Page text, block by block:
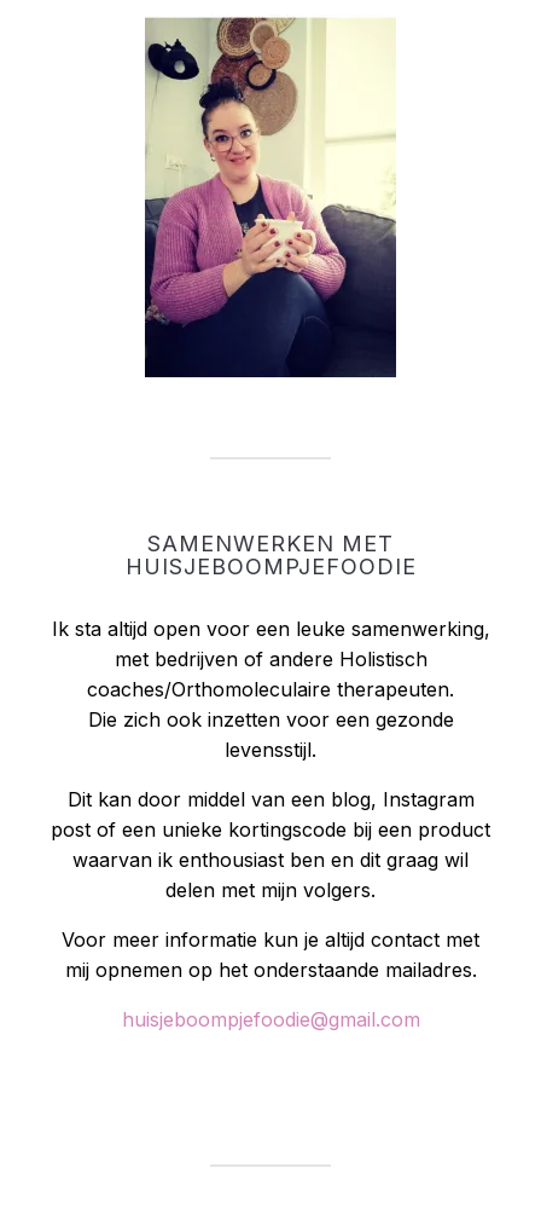
SAMENWERKEN MET
HUISJEBOOMPJEFOODIE
Ik sta altijd open voor een leuke samenwerking,
met bedrijven of andere Holistisch
coaches/Orthomoleculaire therapeuten.
Die zich ook inzetten voor een gezonde
levensstijl.
Dit kan door middel van een blog, Instagram
post of een unieke kortingscode bij een product
waarvan ik enthousiast ben en dit graag wil
delen met mijn volgers.
Voor meer informatie kun je altijd contact met
mij opnemen op het onderstaande mailadres.
huisjeboompjefoodie@gmail.com